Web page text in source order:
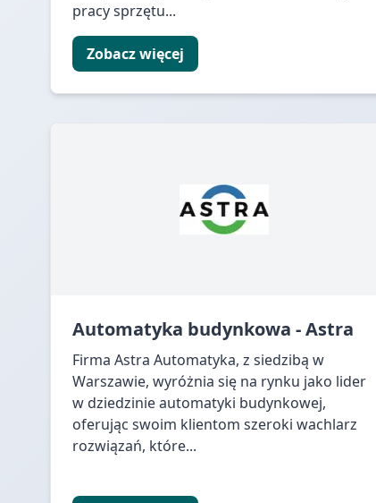
pracy sprzętu...
Zobacz więcej
Automatyka budynkowa - Astra
Firma Astra Automatyka, z siedzibą w
Warszawie, wyróżnia się na rynku jako lider
w dziedzinie automatyki budynkowej,
oferując swoim klientom szeroki wachlarz
rozwiązań, które...